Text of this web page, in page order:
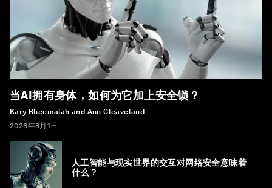
当AI拥有身体，如何为它加上安全锁？
Kary Bheemaiah and Ann Cleaveland
2026年8月1日
人工智能与现实世界的交互对网络安全意味着
什么？